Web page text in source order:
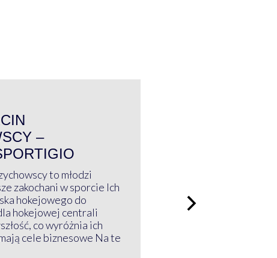
–
to młodzi
zakochani w sporcie Ich
hokejowego do
hokejowej centrali
co wyróżnia ich
cele biznesowe Na te